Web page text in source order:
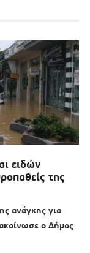
ειδών
της
ανάγκης για
ο Δήμος